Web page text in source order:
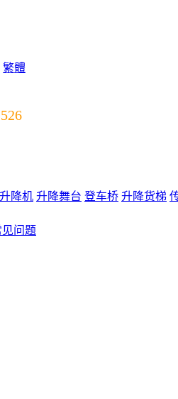
繁體
降机 升降舞台 登车桥 升降货梯
见问题